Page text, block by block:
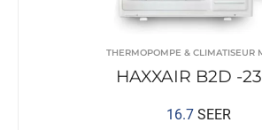
THERMOPOMPE & CLIMATISEUR
HAXXAIR B2D -
16.7 SEER